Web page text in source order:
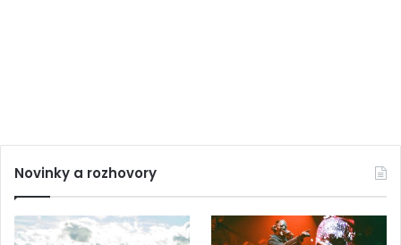
Novinky a rozhovory